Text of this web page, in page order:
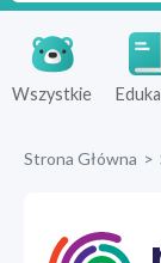
Wszystkie
Strona Główna >